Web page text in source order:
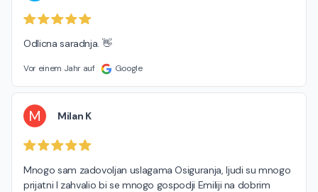
Odlicna saradnja. 👋
Vor einem Jahr auf Google
M Milan K
Mnogo sam zadovoljan uslagama Osiguranja, ljudi su mnogo
prijatni I zahvalio bi se mnogo gospodji Emiliji na dobrim